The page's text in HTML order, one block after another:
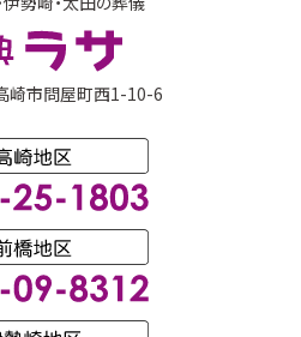
崎市問屋町西1-10-6